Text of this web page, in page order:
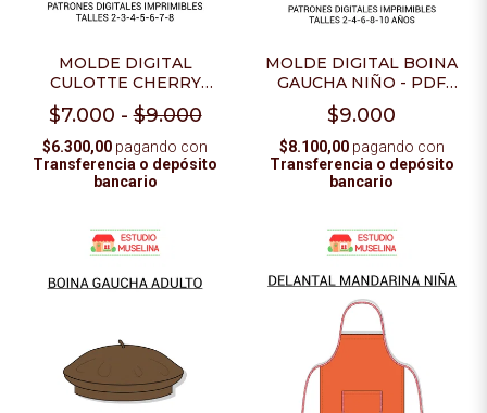
MOLDE DIGITAL
CULOTTE CHERRY
MUJER - PDF PARA
IMPRIMIR + VIDEO
TUTORIAL
$7.000 - $9.000
$6.300,00 pagando con
Transferencia o depósito
bancario
MOLDE DIGITAL BOINA
GAUCHA NIÑO - PDF
PARA IMPRIMIR
$9.000
$8.100,00pagando con
Transferencia o depósito
bancario